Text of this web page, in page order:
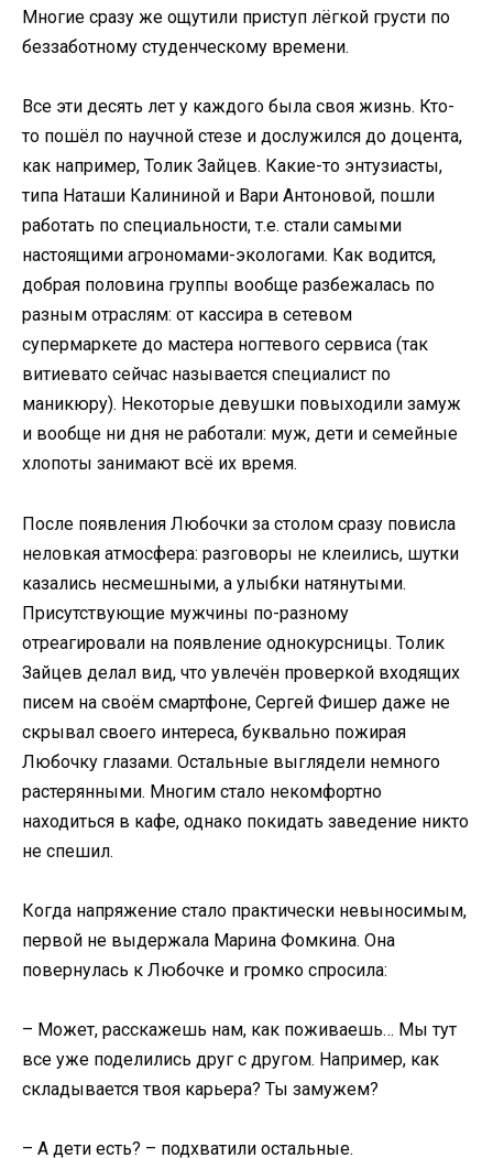
Многие сразу же ощутили приступ лёгкой грусти по
беззаботному студенческому времени.
Все эти десять лет у каждого была своя жизнь. Кто-
то пошёл по научной стезе и дослужился до доцента,
как например, Толик Зайцев. Какие-то энтузиасты,
типа Наташи Калининой и Вари Антоновой, пошли
работать по специальности, т.е. стали самыми
настоящими агрономами-экологами. Как водится,
добрая половина группы вообще разбежалась по
разным отраслям: от кассира в сетевом
супермаркете до мастера ногтевого сервиса (так
витиевато сейчас называется специалист по
маникюру). Некоторые девушки повыходили замуж
и вообще ни дня не работали: муж, дети и семейные
хлопоты занимают всё их время.
После появления Любочки за столом сразу повисла
неловкая атмосфера: разговоры не клеились, шутки
казались несмешными, а улыбки натянутыми.
Присутствующие мужчины по-разному
отреагировали на появление однокурсницы. Толик
Зайцев делал вид, что увлечён проверкой входящих
писем на своём смартфоне, Сергей Фишер даже не
скрывал своего интереса, буквально пожирая
Любочку глазами. Остальные выглядели немного
растерянными. Многим стало некомфортно
находиться в кафе, однако покидать заведение никто
не спешил.
Когда напряжение стало практически невыносимым,
первой не выдержала Марина Фомкина. Она
повернулась к Любочке и громко спросила:
– Может, расскажешь нам, как поживаешь… Мы тут
все уже поделились друг с другом. Например, как
складывается твоя карьера? Ты замужем?
– А дети есть? – подхватили остальные.